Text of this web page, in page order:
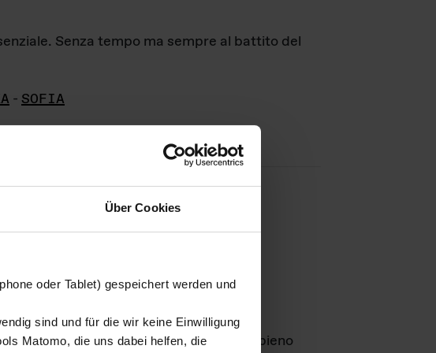
Über Cookies
oder Tablet) gespeichert werden und
sind und für die wir keine Einwilligung
Matomo, die uns dabei helfen, die
Senza tempo ma sempre al battito del
- SOFIA
Das ganze LebenGmbH e rimangono in pieno